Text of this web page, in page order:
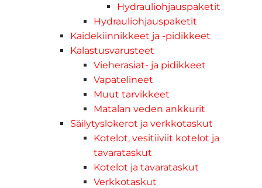
Hydrauliohjauspaketit
Hydrauliohjauspaketit
Kaidekiinnikkeet ja -pidikkeet
Kalastusvarusteet
Vieherasiat- ja pidikkeet
Vapatelineet
Muut tarvikkeet
Matalan veden ankkurit
Säilytyslokerot ja verkkotaskut
Kotelot, vesitiiviit kotelot ja
tavarataskut
Kotelot ja tavarataskut
Verkkotaskut